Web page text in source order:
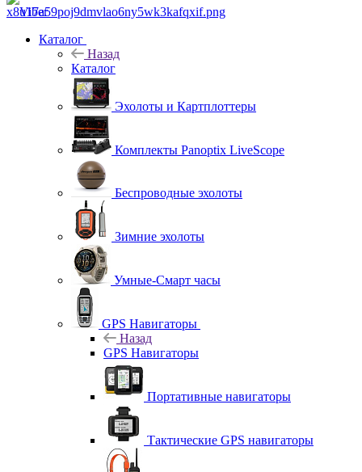
Viber
Каталог
Назад
Каталог
Эхолоты и Картплоттеры
Комплекты Panoptix LiveScope
Беспроводные эхолоты
Зимние эхолоты
Умные-Смарт часы
GPS Навигаторы
Назад
GPS Навигаторы
Портативные навигаторы
Тактические GPS навигаторы